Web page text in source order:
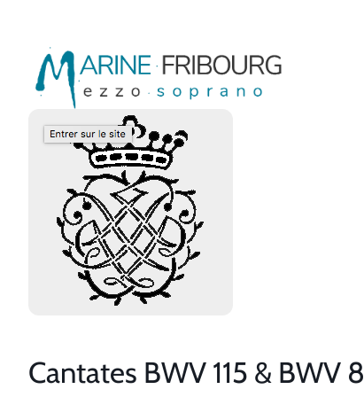
contenu
Cantates BWV 115 & BWV